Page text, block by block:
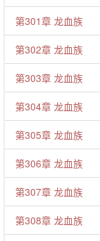
第301章 龙血族
第302章 龙血族
第303章 龙血族
第304章 龙血族
第305章 龙血族
第306章 龙血族
第307章 龙血族
第308章 龙血族